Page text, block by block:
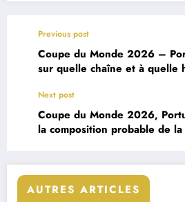
Previous post
Coupe du Monde 2026 –
sur quelle chaîne et à quelle
Next post
Coupe du Monde 2026,
la composition probable de la
AUTRES ARTICLES